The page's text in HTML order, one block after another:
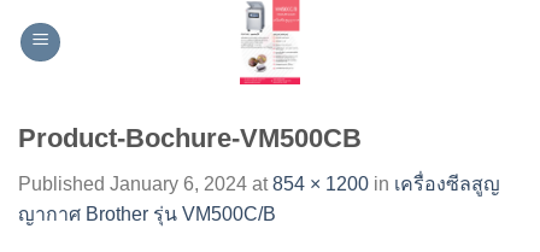
Product-Bochure-VM500CB
Published January 6, 2024 at854 × 1200 in เครื่องซีลสูญ
ญากาศ Brother รุ่น VM500C/B